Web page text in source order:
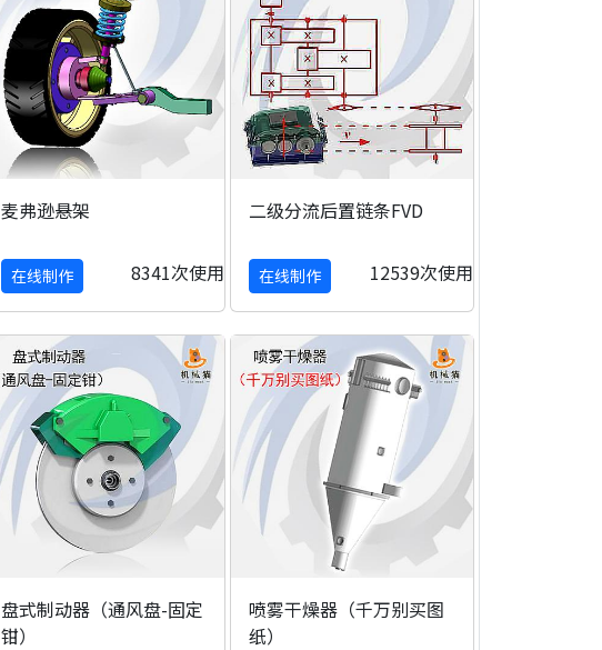
麦弗逊悬架
在线制作 8341次使用
二级分流后置链条FVD
在线制作 12539次使用
盘式制动器（通风盘-固定
钳）
喷雾干燥器（千万别买图
纸）